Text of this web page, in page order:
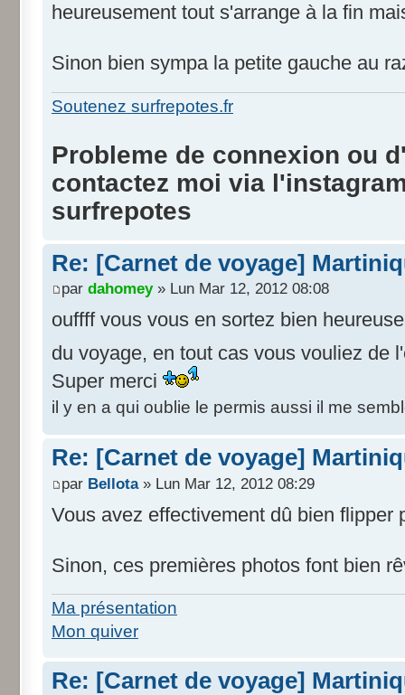
heureusement tout s'arrange à la fin
Sinon bien sympa la petite gauche au
Soutenez surfrepotes.fr
Probleme de connexion ou
contactez moi via
surfrepotes
Re: [Carnet de voyage]
par dahomey» Lun Mar 12, 2012 08:08
ouffff vous vous en sortez bien
du voyage, en tout cas vous vouliez de
Super merci
il y en a qui oublie le permis aussi il me
Re: [Carnet de voyage]
par Bellota» Lun Mar 12, 2012 08:29
Vous avez effectivement dû bien flipper
Sinon, ces premières photos font bien
Ma présentation
Mon quiver
Re: [Carnet de voyage]